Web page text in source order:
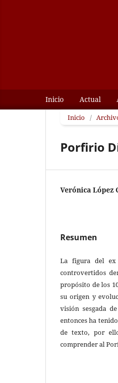
Inicio Actual
Inicio /
Porfirio
Verónica López
Resumen
La figura del ex
controvertidos
propósito de los
su origen y
visión sesgada
entonces ha
de texto, por
comprender al